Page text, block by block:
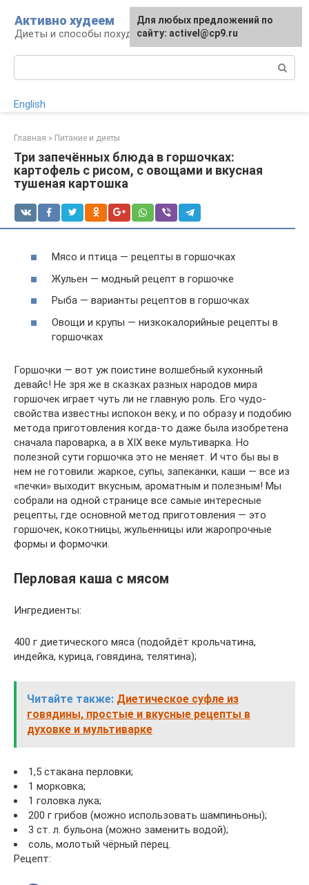
контенту
Активно худеем
Диеты и способы похудения
English
Главная » Питание и диеты
Три запечённых блюда в горшочках:
картофель с рисом, с овощами и вкусная
тушеная картошка
Мясо и птица — рецепты в горшочках
Жульен — модный рецепт в горшочке
Рыба — варианты рецептов в горшочках
Овощи и крупы — низкокалорийные рецепты в
горшочках
Горшочки — вот уж поистине волшебный кухонный
девайс! Не зря же в сказках разных народов мира
горшочек играет чуть ли не главную роль. Его чудо-
свойства известны испокон веку, и по образу и подобию
метода приготовления когда-то даже была изобретена
сначала пароварка, а в XIX веке мультиварка. Но
полезной сути горшочка это не меняет. И что бы вы в
нем не готовили: жаркое, супы, запеканки, каши — все из
«печки» выходит вкусным, ароматным и полезным! Мы
собрали на одной странице все самые интересные
рецепты, где основной метод приготовления — это
горшочек, кокотницы, жульенницы или жаропрочные
формы и формочки.
Перловая каша с мясом
Ингредиенты:
400 г диетического мяса (подойдёт крольчатина,
индейка, курица, говядина, телятина);
Читайте также: Диетическое суфле из
говядины, простые и вкусные рецепты в
духовке и мультиварке
1,5 стакана перловки;
1 морковка;
1 головка лука;
200 г грибов (можно использовать шампиньоны);
3 ст. л. бульона (можно заменить водой);
соль, молотый чёрный перец.
Рецепт:
Для любых предложений по
сайту: activel@cp9.ru